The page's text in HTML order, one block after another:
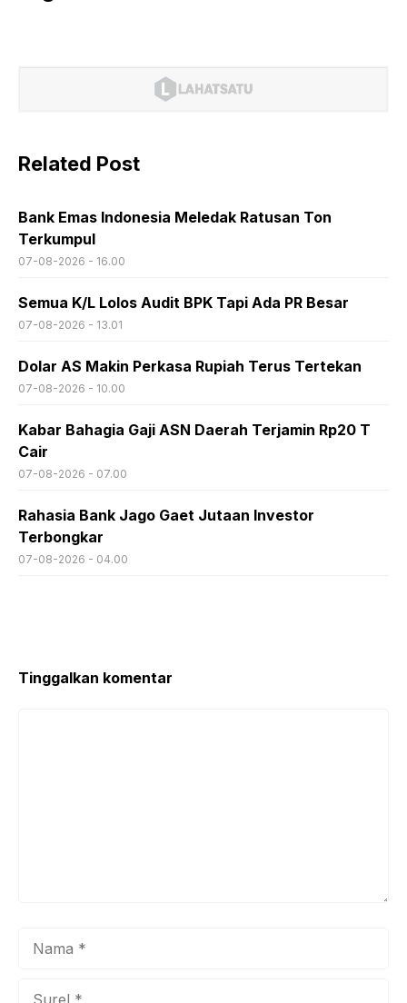
Related Post
Bank Emas Indonesia Meledak Ratusan Ton
Terkumpul
07-08-2026 - 16.00
Semua K/L Lolos Audit BPK Tapi Ada PR Besar
07-08-2026 - 13.01
Dolar AS Makin Perkasa Rupiah Terus Tertekan
07-08-2026 - 10.00
Kabar Bahagia Gaji ASN Daerah Terjamin Rp20 T
Cair
07-08-2026 - 07.00
Rahasia Bank Jago Gaet Jutaan Investor
Terbongkar
07-08-2026 - 04.00
Tinggalkan komentar